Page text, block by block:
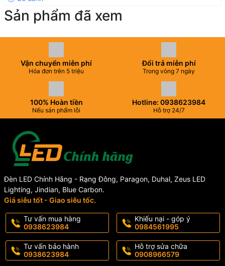
Sản phẩm đã xem
Vận chuyển miễn phí
Hóa đơn trên 5 triệu
Đổi trả miễn phí
Trong vòng 7 ngày
100% Hoàn tiền
Nếu sản phẩm lỗi
Hotline: 0938623984
Hỗ trợ 24/7
Đèn LED Chính Hãng - Rạng Đông, Paragon, Duhal, Zeus LED
Lighting, Jindian, Blue Carbon.
Giá siêu tốt - Giao siêu tốc.
Tư vấn mua hàng
0938623984
Khiếu nại - góp ý
0984561995
Tư vấn bảo hành
0938623984
Hỗ trợ sửa chữa
0908966579